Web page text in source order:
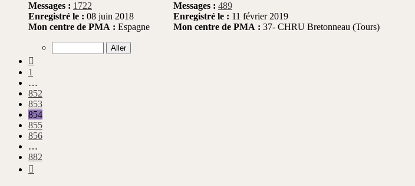
Messages : 1722
Enregistré le : 08 juin 2018
Mon centre de PMA : Espagne
Messages : 489
Enregistré le : 11 février 2019
Mon centre de PMA : 37- CHRU Bretonneau (Tours)
1
…
852
853
854
855
856
…
882